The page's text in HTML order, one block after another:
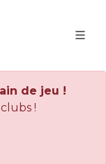
de jeu !
!